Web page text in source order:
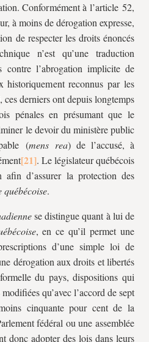
Conformément à l’article 52,
à moins de dérogation expresse,
de respecter les droits énoncés
n’est qu’une traduction
contre l’abrogation implicite de
historiquement reconnus par les
derniers ont depuis longtemps
pénales en présumant que le
le devoir du ministère public
(mens rea) de l’accusé, à
. Le législateur québécois
afin d’assurer la protection des
québécoise.
se distingue quant à lui de
, en ce qu’il permet une
d’une simple loi de
dérogation aux droits et libertés
du pays, dispositions qui
qu’avec l’accord de sept
cinquante pour cent de la
fédéral ou une assemblée
donc adopter des lois dans leurs